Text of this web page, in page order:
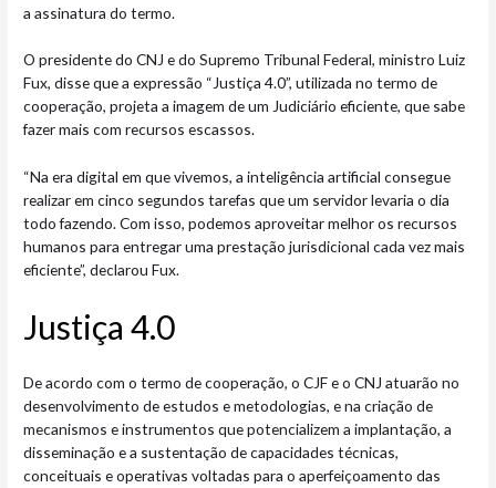
a assinatura do termo.
O presidente do CNJ e do Supremo Tribunal Federal, ministro Luiz
Fux, disse que a expressão “Justiça 4.0”, utilizada no termo de
cooperação, projeta a imagem de um Judiciário eficiente, que sabe
fazer mais com recursos escassos.
“Na era digital em que vivemos, a inteligência artificial consegue
realizar em cinco segundos tarefas que um servidor levaria o dia
todo fazendo. Com isso, podemos aproveitar melhor os recursos
humanos para entregar uma prestação jurisdicional cada vez mais
eficiente”, declarou Fux.
Just​​iça 4.0
De acordo com o termo de cooperação, o CJF e o CNJ atuarão no
desenvolvimento de estudos e metodologias, e na criação de
mecanismos e instrumentos que potencializem a implantação, a
disseminação e a sustentação de capacidades técnicas,
conceituais e operativas voltadas para o aperfeiçoamento das